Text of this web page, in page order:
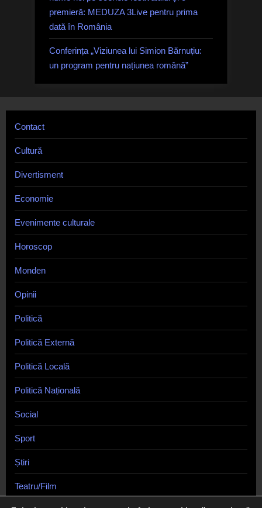
premieră: MEDUZA 3Live pentru prima
dată în România
Conferința „Viziunea lui Simion Bărnuțiu:
un program pentru națiunea română”
Contact
Cultură
Divertisment
Economie
Evenimente culturale
Horoscop
Monden
Opinii
Politică
Politică Externă
Politică Locală
Politică Națională
Social
Sport
Știri
Teatru/Film